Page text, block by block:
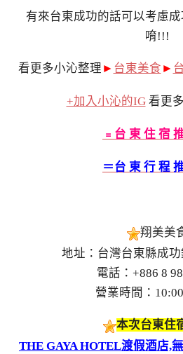
有來台東成功的話可以考慮
唷!!!
看更多小沁整理 ► 台東美食 ►
+加入小沁的IG看更
﹦台 東 住 宿
＝台 東 行 程
翔美美
地址：台灣台東縣成
電話：+886 8
營業時間：
本次台東住
THE GAYA HOTEL渡假酒店,